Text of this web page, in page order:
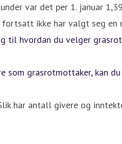
var det per 1. januar
ikke har valgt seg
til hvordan du velger
som grasrotmottaker, kan
har antall givere og